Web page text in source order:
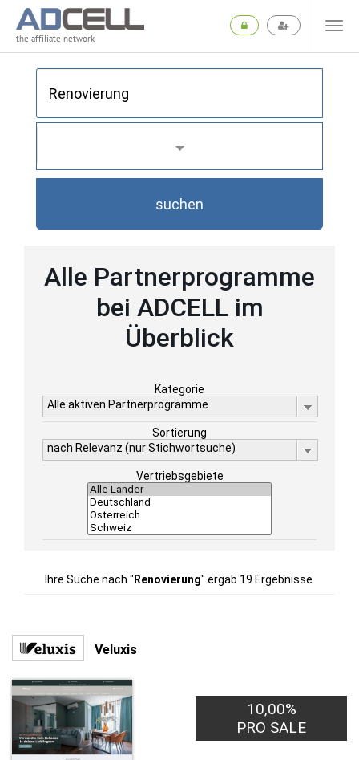
the affiliate network
suchen
Alle Partnerprogramme
bei ADCELL im
Überblick
Kategorie
Alle aktiven Partnerprogramme
Sortierung
nach Relevanz (nur Stichwortsuche)
Vertriebsgebiete
Ihre Suche nach " Renovierung" ergab 19 Ergebnisse.
Veluxis
10,00%
PRO SALE